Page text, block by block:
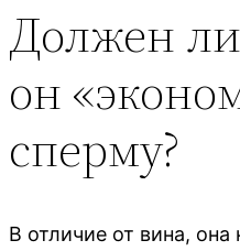
Должен ли
он
сперму?
В отличие от вина, она